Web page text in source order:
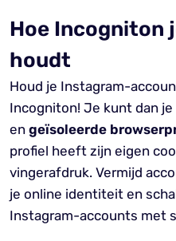
Hoe Incogniton
houdt
Houd je Instagram-
Incogniton! Je kunt dan
en geïsoleerde
profiel heeft zijn eigen
vingerafdruk. Vermijd
je online identiteit en
Instagram-accounts met